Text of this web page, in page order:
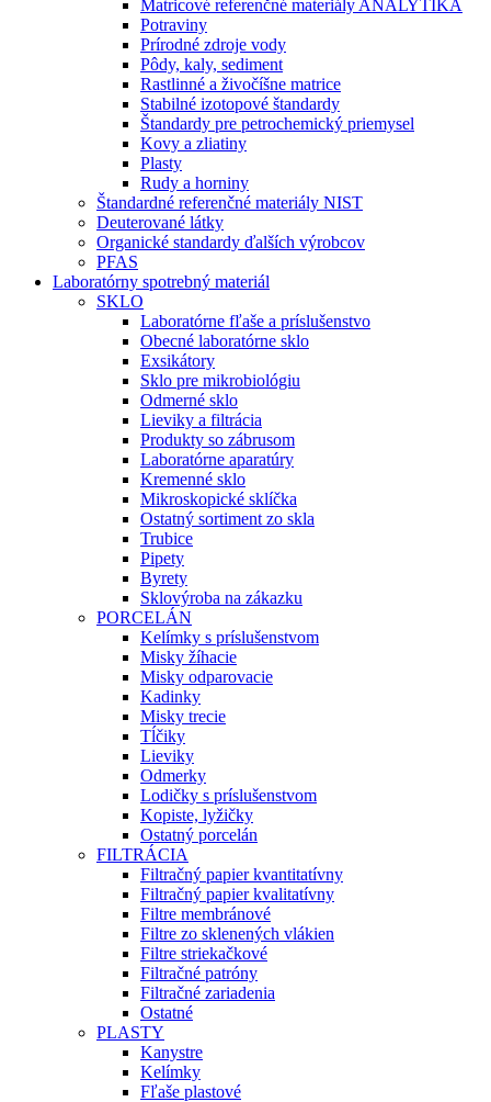
Matricové referenčné materiály ANALYTIKA
Potraviny
Prírodné zdroje vody
Pôdy, kaly, sediment
Rastlinné a živočíšne matrice
Stabilné izotopové štandardy
Štandardy pre petrochemický priemysel
Kovy a zliatiny
Plasty
Rudy a horniny
Štandardné referenčné materiály NIST
Deuterované látky
Organické standardy ďalších výrobcov
PFAS
Laboratórny spotrebný materiál
SKLO
Laboratórne fľaše a príslušenstvo
Obecné laboratórne sklo
Exsikátory
Sklo pre mikrobiológiu
Odmerné sklo
Lieviky a filtrácia
Produkty so zábrusom
Laboratórne aparatúry
Kremenné sklo
Mikroskopické sklíčka
Ostatný sortiment zo skla
Trubice
Pipety
Byrety
Sklovýroba na zákazku
PORCELÁN
Kelímky s príslušenstvom
Misky žíhacie
Misky odparovacie
Kadinky
Misky trecie
Tĺčiky
Lieviky
Odmerky
Lodičky s príslušenstvom
Kopiste, lyžičky
Ostatný porcelán
FILTRÁCIA
Filtračný papier kvantitatívny
Filtračný papier kvalitatívny
Filtre membránové
Filtre zo sklenených vlákien
Filtre striekačkové
Filtračné patróny
Filtračné zariadenia
Ostatné
PLASTY
Kanystre
Kelímky
Fľaše plastové